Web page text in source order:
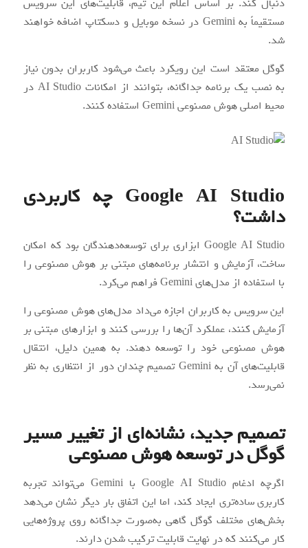
دنبال کند. بر اساس اعلام این تیم، قابلیت‌های این سرویس
مستقیماً به Gemini در نسخه موبایل و دسکتاپ اضافه خواهند
شد.
گوگل معتقد است این رویکرد باعث می‌شود کاربران بدون نیاز
به نصب یک برنامه جداگانه، بتوانند از امکانات AI Studio در
محیط اصلی هوش مصنوعی Gemini استفاده کنند.
Google AI Studio چه کاربردی
داشت؟
Google AI Studio ابزاری برای توسعه‌دهندگان بود که امکان
ساخت، آزمایش و انتشار برنامه‌های مبتنی بر هوش مصنوعی را
با استفاده از مدل‌های Gemini فراهم می‌کرد.
این سرویس به کاربران اجازه می‌داد مدل‌های هوش مصنوعی را
آزمایش کنند، عملکرد آن‌ها را بررسی کنند و ابزارهای مبتنی بر
هوش مصنوعی خود را توسعه دهند. به همین دلیل، انتقال
قابلیت‌های آن به Gemini تصمیم چندان دور از انتظاری به نظر
نمی‌رسد.
تصمیم جدید، نشانه‌ای از تغییر مسیر
گوگل در توسعه هوش مصنوعی
اگرچه ادغام Google AI Studio با Gemini می‌تواند تجربه
کاربری ساده‌تری ایجاد کند، اما این اتفاق بار دیگر نشان می‌دهد
بخش‌های مختلف گوگل گاهی به‌صورت جداگانه روی پروژه‌هایی
کار می‌کنند که در نهایت قابلیت ترکیب شدن دارند.